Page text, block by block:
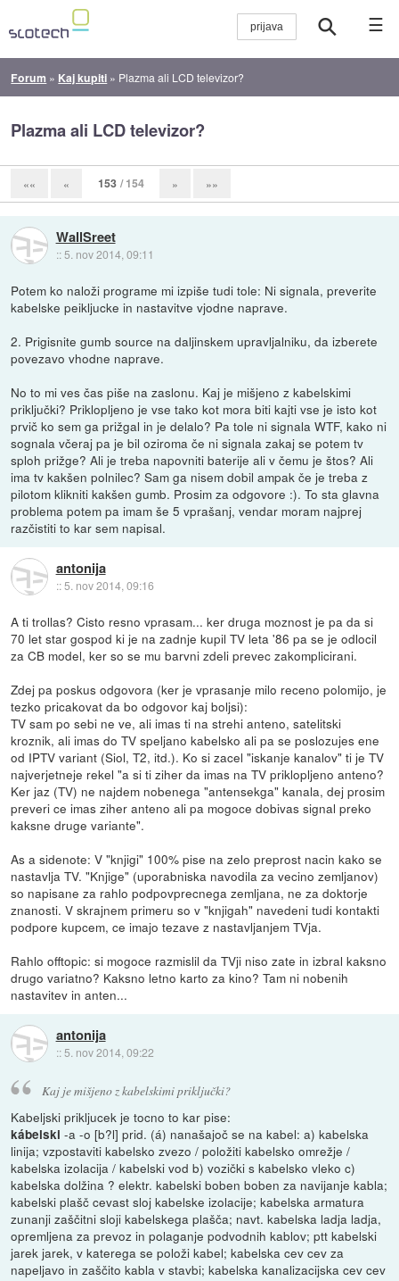
☰
Forum » Kaj kupiti » Plazma ali LCD televizor?
Plazma ali LCD televizor?
«« « 153 / 154 » »»
WallSreet
:: 5. nov 2014, 09:11
Potem ko naloži programe mi izpiše tudi tole: Ni signala, preverite
kabelske peikljucke in nastavitve vjodne naprave.
2. Prigisnite gumb source na daljinskem upravljalniku, da izberete
povezavo vhodne naprave.
No to mi ves čas piše na zaslonu. Kaj je mišjeno z kabelskimi
priključki? Priklopljeno je vse tako kot mora biti kajti vse je isto kot
prvič ko sem ga prižgal in je delalo? Pa tole ni signala WTF, kako ni
sognala včeraj pa je bil oziroma če ni signala zakaj se potem tv
sploh prižge? Ali je treba napovniti baterije ali v čemu je štos? Ali
ima tv kakšen polnilec? Sam ga nisem dobil ampak če je treba z
pilotom klikniti kakšen gumb. Prosim za odgovore :). To sta glavna
problema potem pa imam še 5 vprašanj, vendar moram najprej
razčistiti to kar sem napisal.
antonija
::5. nov 2014, 09:16
A ti trollas? Cisto resno vprasam... ker druga moznost je pa da si
70 let star gospod ki je na zadnje kupil TV leta '86 pa se je odlocil
za CB model, ker so se mu barvni zdeli prevec zakomplicirani.
Zdej pa poskus odgovora (ker je vprasanje milo receno polomijo, je
tezko pricakovat da bo odgovor kaj boljsi):
TV sam po sebi ne ve, ali imas ti na strehi anteno, satelitski
kroznik, ali imas do TV speljano kabelsko ali pa se poslozujes ene
od IPTV variant (Siol, T2, itd.). Ko si zacel "iskanje kanalov" ti je TV
najverjetneje rekel "a si ti ziher da imas na TV priklopljeno anteno?
Ker jaz (TV) ne najdem nobenega "antensekga" kanala, dej prosim
preveri ce imas ziher anteno ali pa mogoce dobivas signal preko
kaksne druge variante".
As a sidenote: V "knjigi" 100% pise na zelo preprost nacin kako se
nastavlja TV. "Knjige" (uporabniska navodila za vecino zemljanov)
so napisane za rahlo podpovprecnega zemljana, ne za doktorje
znanosti. V skrajnem primeru so v "knjigah" navedeni tudi kontakti
podpore kupcem, ce imajo tezave z nastavljanjem TVja.
Rahlo offtopic: si mogoce razmislil da TVji niso zate in izbral kaksno
drugo variatno? Kaksno letno karto za kino? Tam ni nobenih
nastavitev in anten...
antonija
:: 5. nov 2014, 09:22
Kaj je mišjeno z kabelskimi priključki?
Kabeljski prikljucek je tocno to kar pise:
kábelski -a -o [b?l] prid. (á) nanašajoč se na kabel: a) kabelska
linija; vzpostaviti kabelsko zvezo / položiti kabelsko omrežje /
kabelska izolacija / kabelski vod b) vozički s kabelsko vleko c)
kabelska dolžina ? elektr. kabelski boben boben za navijanje kabla;
kabelski plašč cevast sloj kabelske izolacije; kabelska armatura
zunanji zaščitni sloji kabelskega plašča; navt. kabelska ladja ladja,
opremljena za prevoz in polaganje podvodnih kablov; ptt kabelski
jarek jarek, v katerega se položi kabel; kabelska cev cev za
napeljavo in zaščito kabla v stavbi; kabelska kanalizacijska cev cev